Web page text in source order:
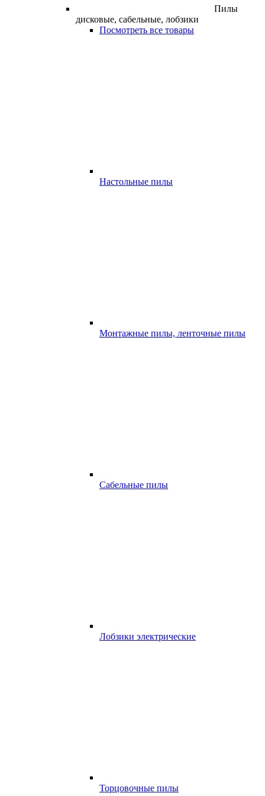
Пилы
дисковые, сабельные, лобзики
Посмотреть все товары
Настольные пилы
Монтажные пилы, ленточные пилы
Сабельные пилы
Лобзики электрические
Торцовочные пилы